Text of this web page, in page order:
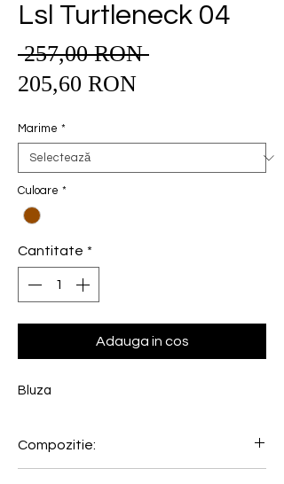
Lsl Turtleneck 04
257,00 RON Preț
205,60 RONPreț
Marime *
Culoare *
Cantitate *
Adauga in cos
Bluza
Compozitie: